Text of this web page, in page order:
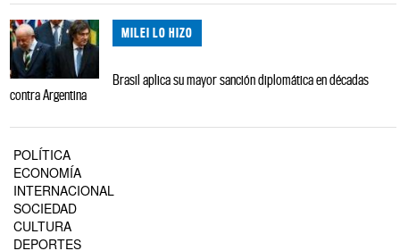
MILEI LO HIZO
Brasil aplica su mayor sanción diplomática en décadas
contra Argentina
POLÍTICA
ECONOMÍA
INTERNACIONAL
SOCIEDAD
CULTURA
DEPORTES